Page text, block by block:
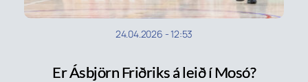
24.04.2026 -12:53
Er Ásbjörn Friðriks á leið í Mosó?